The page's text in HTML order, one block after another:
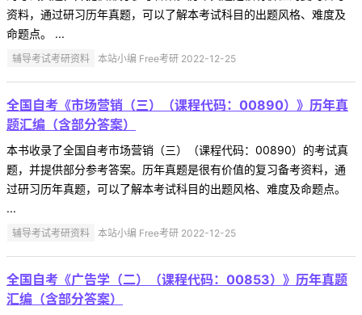
资料，通过研习历年真题，可以了解本考试科目的出题风格、难度及
命题点。 ...
辅导考试考研资料 本站小编 Free考研 2022-12-25
全国自考《市场营销（三）（课程代码：00890）》历年真
题汇编（含部分答案）
本书收录了全国自考市场营销（三）（课程代码：00890）的考试真
题，并提供部分参考答案。历年真题是很有价值的复习备考资料，通
过研习历年真题，可以了解本考试科目的出题风格、难度及命题点。
...
辅导考试考研资料 本站小编 Free考研 2022-12-25
全国自考《广告学（二）（课程代码：00853）》历年真题
汇编（含部分答案）